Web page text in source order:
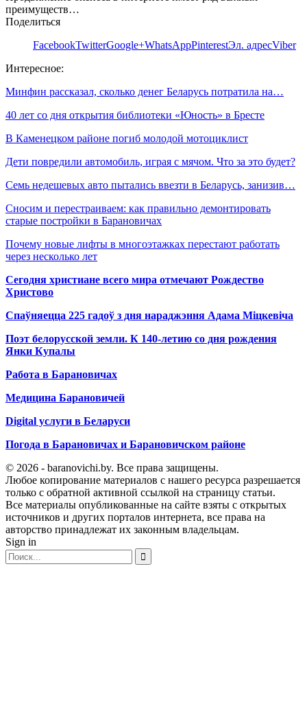
преимуществ…
Поделиться
FacebookTwitterGoogle+WhatsAppPinterestЭл. адресViber
Интересное:
Минфин рассказал, сколько денег Беларусь потратила на…
40 лет со дня открытия библиотеки «Юность» в Бресте
В Каменецком районе погиб молодой мотоциклист
Дети повредили автомобиль, играя с мячом. Что за это будет?
Семь недешевых авто пытались ввезти в Беларусь, занизив…
Сносим и перестраиваем: как правильно демонтировать
старые постройки в Барановичах
Почему новые лифты в многоэтажках перестают работать
через несколько лет
Сегодня христиане всего мира отмечают Рождество
Христово
Спаўняецца 225 гадоў з дня нараджэння Адама Міцкевіча
Поэт белорусской земли. К 140-летию со дня рождения
Янки Купалы
Работа в Барановичах
Медицина Барановичей
Digital услуги в Беларуси
Погода в Барановичах и Барановичском районе
© 2026 - baranovichi.by. Все права защищены.
Любое копирование материалов с нашего ресурса разрешается
только с обратной активной ссылкой на страницу статьи.
Все материалы опубликованные на сайте взяты с открытых
источников и других порталов интернета, все права на
авторство принадлежат их законным владельцам.
Sign in